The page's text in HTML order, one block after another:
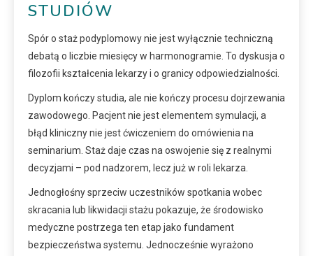
STUDIÓW
Spór o staż podyplomowy nie jest wyłącznie techniczną
debatą o liczbie miesięcy w harmonogramie. To dyskusja o
filozofii kształcenia lekarzy i o granicy odpowiedzialności.
Dyplom kończy studia, ale nie kończy procesu dojrzewania
zawodowego. Pacjent nie jest elementem symulacji, a
błąd kliniczny nie jest ćwiczeniem do omówienia na
seminarium. Staż daje czas na oswojenie się z realnymi
decyzjami – pod nadzorem, lecz już w roli lekarza.
Jednogłośny sprzeciw uczestników spotkania wobec
skracania lub likwidacji stażu pokazuje, że środowisko
medyczne postrzega ten etap jako fundament
bezpieczeństwa systemu. Jednocześnie wyrażono